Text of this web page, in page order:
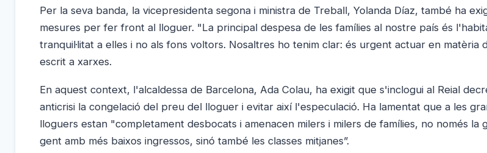
Per la seva banda, la vicepresidenta segona i ministra de Treball, Yolanda Díaz, també ha
mesures per fer front al lloguer. "La principal despesa de les famílies al nostre país és
tranquil·litat a elles i no als fons voltors. Nosaltres ho tenim clar: és urgent actuar en matèria
escrit a xarxes.
En aquest context, l'alcaldessa de Barcelona, ​​Ada Colau, ha exigit que s'inclogui al Reial
anticrisi la congelació del preu del lloguer i evitar així l'especulació. Ha lamentat que a les
lloguers estan "completament desbocats i amenacen milers i milers de famílies, no només la
gent amb més baixos ingressos, sinó també les classes mitjanes”.